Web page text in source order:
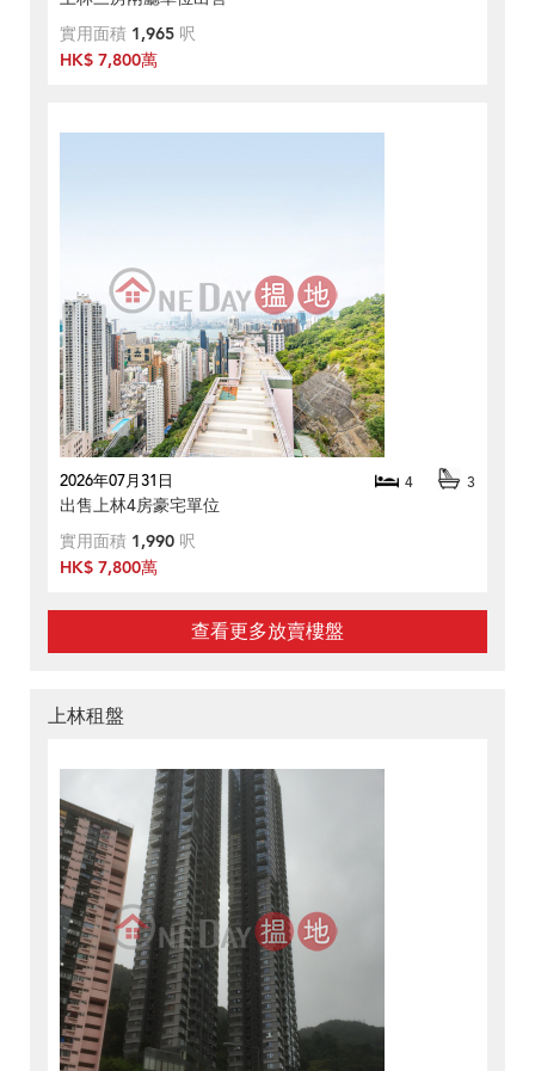
實用面積 1,965 呎
HK$ 7,800萬
2026年07月31日 4 3
出售上林4房豪宅單位
實用面積 1,990 呎
HK$ 7,800萬
查看更多放賣樓盤
上林租盤